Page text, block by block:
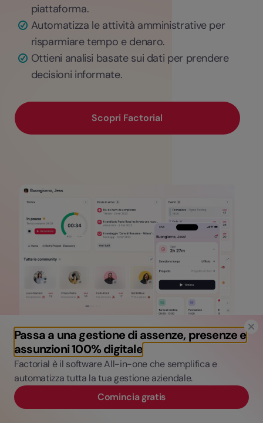
Passa a una gestione di assenze, presenze e
assunzioni 100% digitale
Factorial è il software All-in-one che semplifica e
automatizza tutta la tua gestione aziendale.
Comincia gratis
piattaforma.
Automatizza le attività amministrative per
risparmiare tempo e denaro.
Ottieni analisi basate sui dati per prendere
decisioni informate.
Scopri Factorial